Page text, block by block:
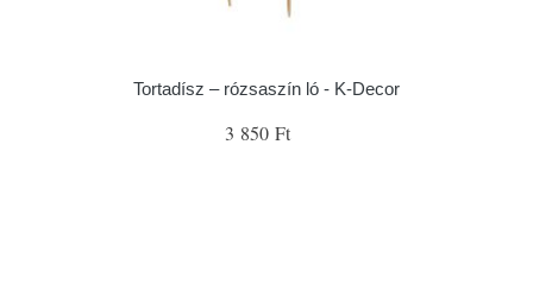
Tortadísz – rózsaszín ló - K-Decor
3 850 Ft